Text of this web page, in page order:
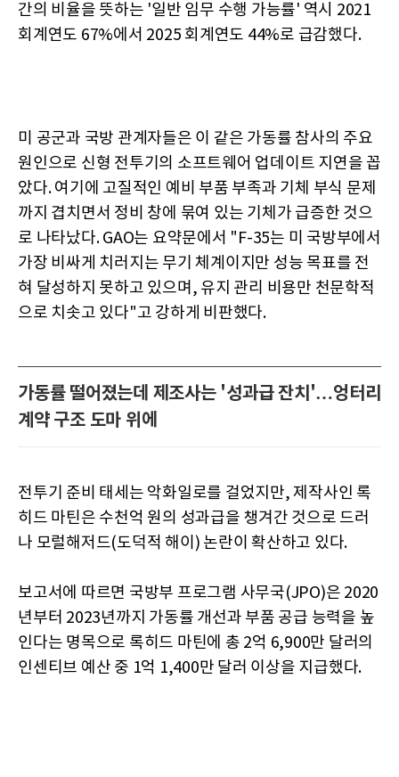
간의 비율을 뜻하는 '일반 임무 수행 가능률' 역시 2021
회계연도 67%에서 2025 회계연도 44%로 급감했다.
미 공군과 국방 관계자들은 이 같은 가동률 참사의 주요
원인으로 신형 전투기의 소프트웨어 업데이트 지연을 꼽
았다. 여기에 고질적인 예비 부품 부족과 기체 부식 문제
까지 겹치면서 정비 창에 묶여 있는 기체가 급증한 것으
로 나타났다. GAO는 요약문에서 "F-35는 미 국방부에서
가장 비싸게 치러지는 무기 체계이지만 성능 목표를 전
혀 달성하지 못하고 있으며, 유지 관리 비용만 천문학적
으로 치솟고 있다"고 강하게 비판했다.
가동률 떨어졌는데 제조사는 '성과급 잔치'…엉터리
계약 구조 도마 위에
전투기 준비 태세는 악화일로를 걸었지만, 제작사인 록
히드 마틴은 수천억 원의 성과급을 챙겨간 것으로 드러
나 모럴해저드(도덕적 해이) 논란이 확산하고 있다.
보고서에 따르면 국방부 프로그램 사무국(JPO)은 2020
년부터 2023년까지 가동률 개선과 부품 공급 능력을 높
인다는 명목으로 록히드 마틴에 총 2억 6,900만 달러의
인센티브 예산 중 1억 1,400만 달러 이상을 지급했다.